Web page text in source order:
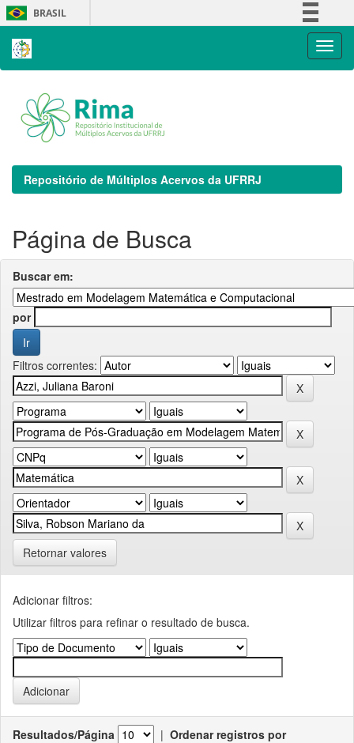
Skip
navigation
BRASIL
Repositório de Múltiplos Acervos da UFRRJ
Página de Busca
Buscar em:
por
Filtros correntes:
Retornar valores
Adicionar filtros:
Utilizar filtros para refinar o resultado de busca.
Resultados/Página | Ordenar registros por